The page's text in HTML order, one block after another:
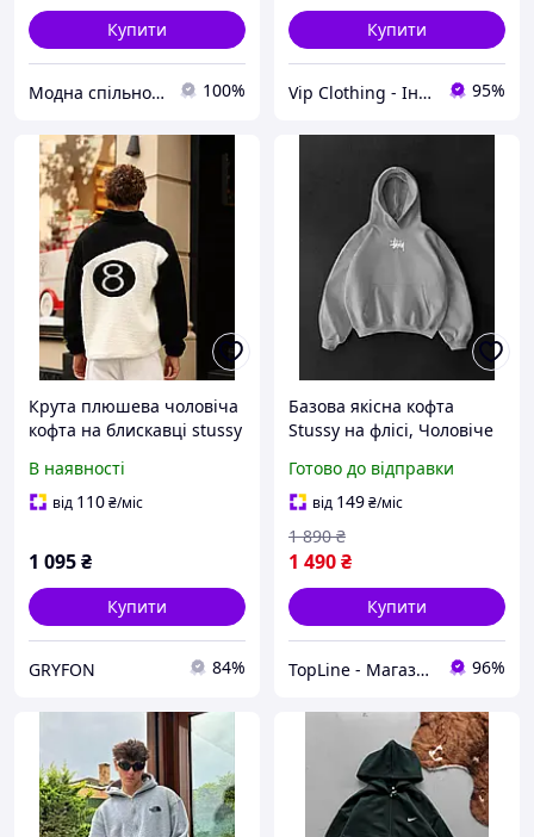
Купити
Модна спільнота 100%
Купити
Vip Clothing - Інтернет магазин брендового одягу 95%
Крута плюшева чоловіча
кофта на блискавці stussy
тепла
В наявності
від 110₴/міс
1 095₴
Купити
GRYFON 84%
Базова якісна кофта
Stussy на флісі, Чоловіче
капюшоном, Крута
толстовка гарної якості
Готово до відправки
від 149₴/міс
1 490₴
1 890 ₴
Купити
TopLine - Магазин крутих товарів 96%